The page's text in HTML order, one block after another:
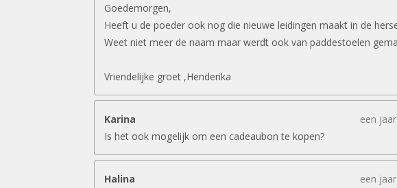
Goedemorgen,
Heeft u de poeder ook nog die nieuwe leidingen maakt in de
Weet niet meer de naam maar werdt ook van paddestoelen
Vriendelijke groet ,Henderika
Karina
een
Is het ook mogelijk om een cadeaubon te kopen?
Halina
een